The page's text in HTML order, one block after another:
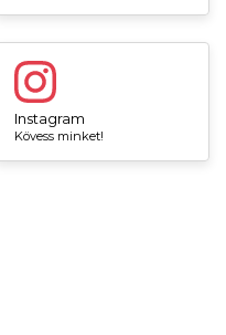
Instagram
Kövess minket!